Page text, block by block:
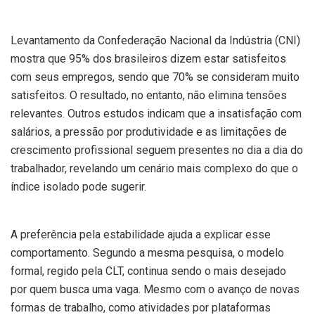
Levantamento da Confederação Nacional da Indústria (CNI)
mostra que 95% dos brasileiros dizem estar satisfeitos
com seus empregos, sendo que 70% se consideram muito
satisfeitos. O resultado, no entanto, não elimina tensões
relevantes. Outros estudos indicam que a insatisfação com
salários, a pressão por produtividade e as limitações de
crescimento profissional seguem presentes no dia a dia do
trabalhador, revelando um cenário mais complexo do que o
índice isolado pode sugerir.
A preferência pela estabilidade ajuda a explicar esse
comportamento. Segundo a mesma pesquisa, o modelo
formal, regido pela CLT, continua sendo o mais desejado
por quem busca uma vaga. Mesmo com o avanço de novas
formas de trabalho, como atividades por plataformas